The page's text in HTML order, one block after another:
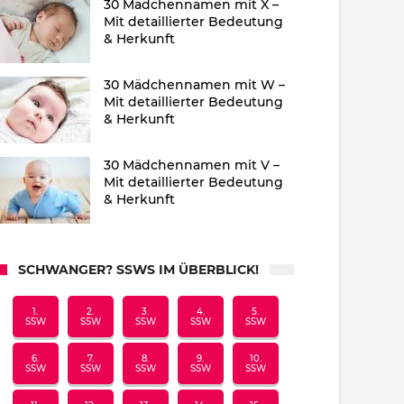
30 Mädchennamen mit X –
Mit detaillierter Bedeutung
& Herkunft
30 Mädchennamen mit W –
Mit detaillierter Bedeutung
& Herkunft
30 Mädchennamen mit V –
Mit detaillierter Bedeutung
& Herkunft
SCHWANGER? SSWS IM ÜBERBLICK!
1.
SSW
2.
SSW
3.
SSW
4.
SSW
5.
SSW
6.
SSW
7.
SSW
8.
SSW
9.
SSW
10.
SSW